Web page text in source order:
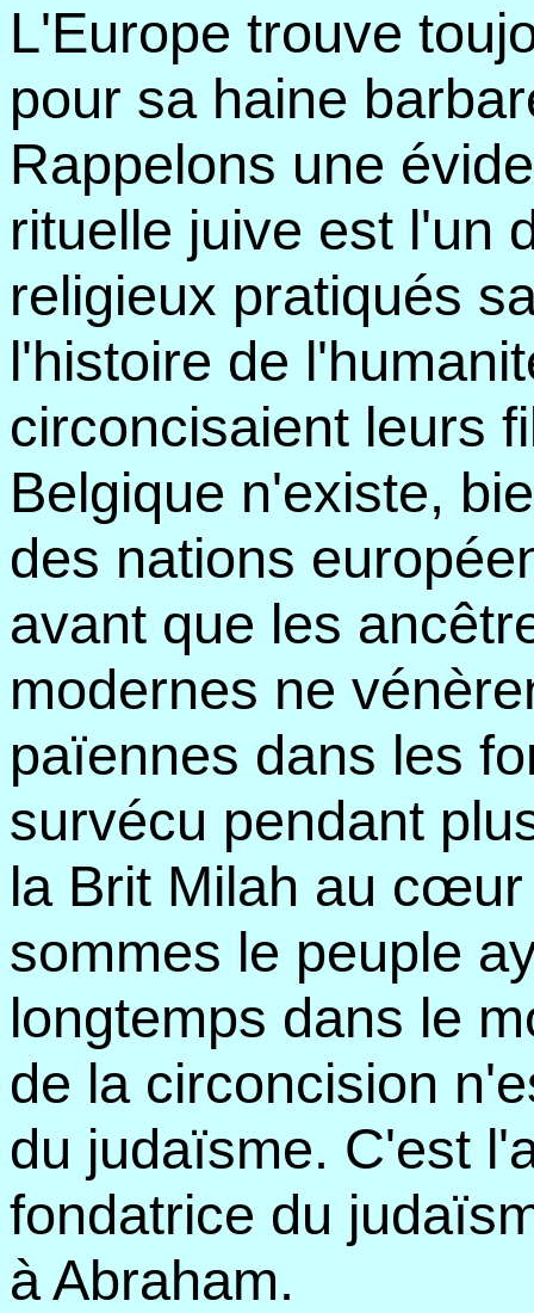
L'Europe trouve
pour sa haine
Rappelons une
rituelle juive est l'un
religieux pratiqués
l'histoire de
circoncisaient leurs
Belgique n'existe,
des nations
avant que les
modernes ne
païennes dans les
survécu pendant
la Brit Milah au
sommes le peuple
longtemps dans le
de la circoncision
du judaïsme. C'est
fondatrice du
à Abraham.